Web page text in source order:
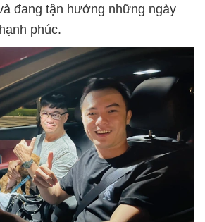
đang tận hưởng những ngày
phúc.